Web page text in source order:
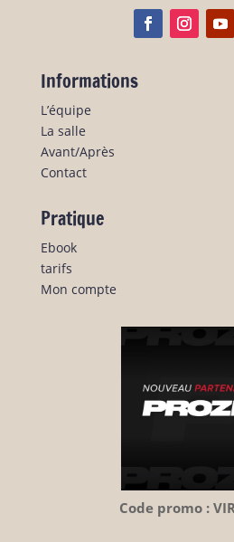
Informations
L’équipe
La salle
Avant/Après
Contact
Pratique
Ebook
tarifs
Mon compte
Code promo :